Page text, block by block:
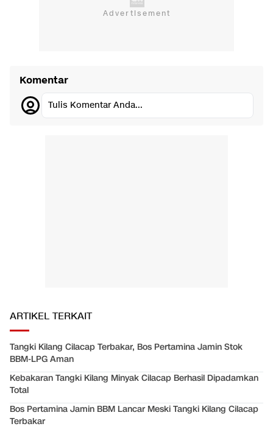
Komentar
Tulis Komentar Anda...
ARTIKEL TERKAIT
Tangki Kilang Cilacap Terbakar, Bos Pertamina Jamin Stok
BBM-LPG Aman
Kebakaran Tangki Kilang Minyak Cilacap Berhasil Dipadamkan
Total
Bos Pertamina Jamin BBM Lancar Meski Tangki Kilang Cilacap
Terbakar